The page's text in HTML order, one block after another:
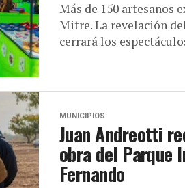
Más de 150 artesanos
Mitre. La revelación
cerrará los
MUNICIPIOS
Juan Andreotti
obra del Parque
Fernando